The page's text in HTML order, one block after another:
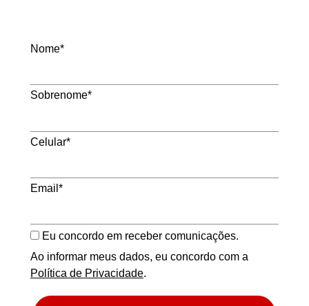
Nome*
Sobrenome*
Celular*
Email*
Eu concordo em receber comunicações.
Ao informar meus dados, eu concordo com a
Política de Privacidade.